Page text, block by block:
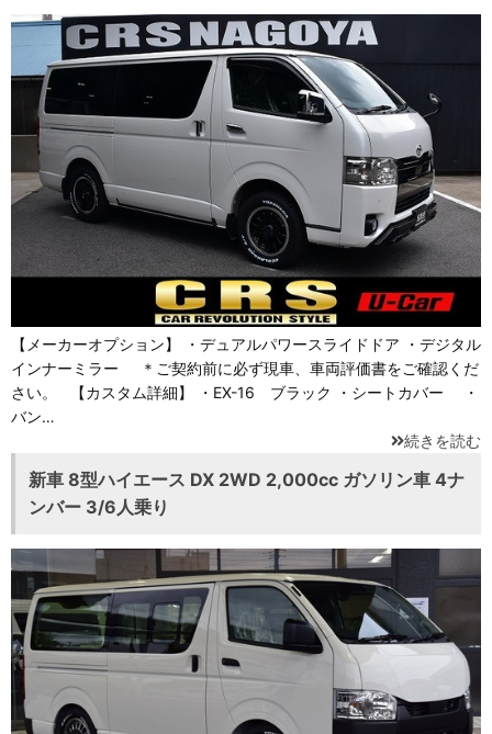
【メーカーオプション】 ・デュアルパワースライドドア ・デジタル
インナーミラー ＊ご契約前に必ず現車、車両評価書をご確認くだ
さい。 【カスタム詳細】 ・EX-16 ブラック ・シートカバー ・
バン…
続きを読む
新車 8型ハイエース DX 2WD 2,000cc ガソリン車 4ナ
ンバー 3/6人乗り